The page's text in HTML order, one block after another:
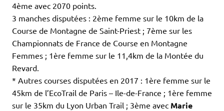
4ème avec 2070 points.
3 manches disputées : 2ème femme sur le 10km de la
Course de Montagne de Saint-Priest ; 7ème sur les
Championnats de France de Course en Montagne
Femmes ; 1ère femme sur le 11,4km de la Montée du
Revard.
* Autres courses disputées en 2017 : 1ère femme sur le
45km de l’EcoTrail de Paris – Ile-de-France ; 1ère femme
sur le 35km du Lyon Urban Trail ; 3ème avec Marie